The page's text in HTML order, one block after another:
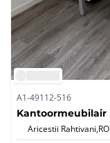
A1-49112-516
Kantoormeubilair
Aricestii Rahtivani,RO